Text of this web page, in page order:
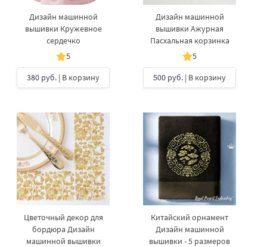
Дизайн машинной
вышивки Кружевное
сердечко
5
380 руб. | В корзину
Дизайн машинной
вышивки Ажурная
Пасхальная корзинка
5
500 руб. | В корзину
Цветочный декор для
бордюра Дизайн
машинной вышивки
Китайский орнамент
Дизайн машинной
вышивки - 5 размеров